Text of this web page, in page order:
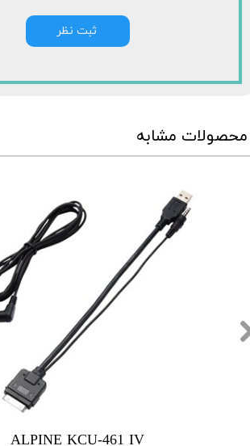
ثبت نظر
محصولات مشابه
ALPINE KCU-461 IV